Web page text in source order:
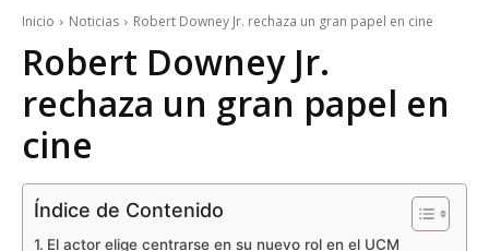
Inicio Noticias Robert Downey Jr. rechaza un gran papel en cine
Robert Downey Jr.
rechaza un gran papel en
cine
Índice de Contenido
El actor elige centrarse en su nuevo rol en el UCM